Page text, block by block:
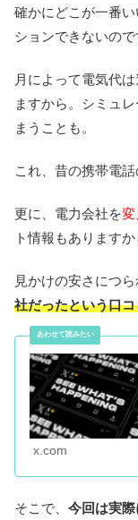
確かにどこが一番
ションできないので
月によって電気代
ますから。シミュ
まうことも。
これ、昔の携帯電話
更に、電力会社を変
ト情報もあります
見かけの安さにつら
社だったという口コ
x.com
そこで、 今回は実